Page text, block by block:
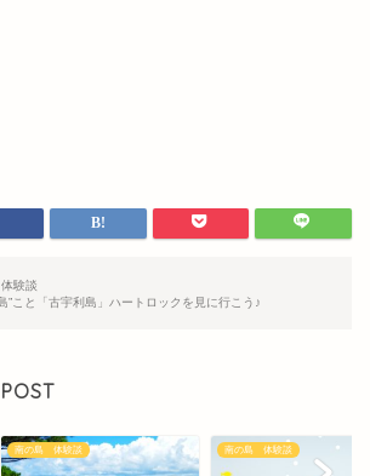
験談
”こと「古宇利島」ハートロックを見に行こう♪
南の島 体験談 南の島 体験談